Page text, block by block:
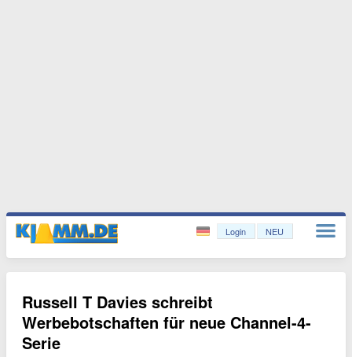
Login NEU
Russell T Davies schreibt
Werbebotschaften für neue Channel-4-
Serie